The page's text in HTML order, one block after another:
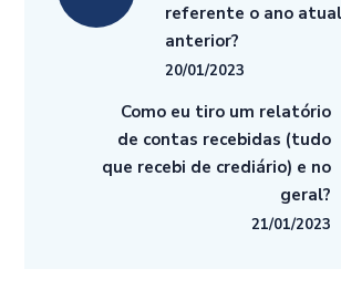
referente o ano
anterior?
20/01/2023
Como eu tiro um relatório
de contas recebidas (tudo
que recebi de crediário) e no
geral?
21/01/2023